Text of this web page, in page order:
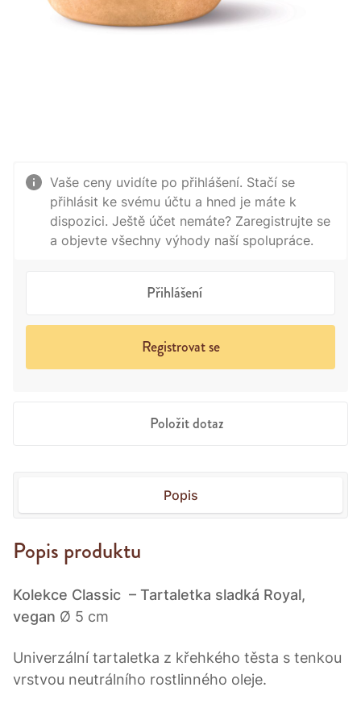
Vaše ceny uvidíte po přihlášení. Stačí se
přihlásit ke svému účtu a hned je máte k
dispozici. Ještě účet nemáte? Zaregistrujte se
a objevte všechny výhody naší spolupráce.
Přihlášení
Registrovat se
Položit dotaz
Popis
Popis produktu
Kolekce Classic – Tartaletka sladká Royal,
vegan Ø 5 cm
Univerzální tartaletka z křehkého těsta s tenkou
vrstvou neutrálního rostlinného oleje.